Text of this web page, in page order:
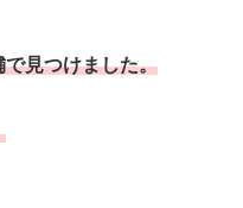
見つけました。